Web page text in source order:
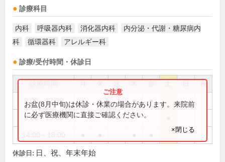
診療科目
内科 呼吸器内科 消化器内科
内分泌・代謝・糖尿病内
科
循環器科 アレルギー科
診療/受付時間・休診日
祝
9:00～12:30 ● ● ● ●
9:00～13:00 ●
お盆(8月中旬)は休診・休業の場合があります。来院前
に必ず医療機関に直接ご確認ください。
×閉じる
休診日: 日、祝、年末年始